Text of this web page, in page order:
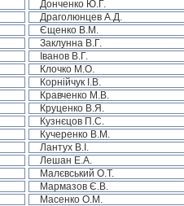
Донченко Ю.Г.
Драголюнцев А.Д.
Єщенко В.М.
Заклунна В.Г.
Іванов В.Г.
Клочко М.О.
Корнійчук І.В.
Кравченко М.В.
Круценко В.Я.
Кузнєцов П.С.
Кучеренко В.М.
Лантух В.І.
Лешан Е.А.
Малєвський О.Т.
Мармазов Є.В.
Масенко О.М.